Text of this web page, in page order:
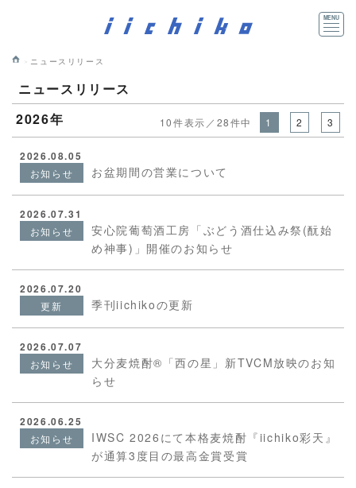
ニュースリリース
ニュースリリース
2026年
10件表示／28件中 1 2 3
2026.08.05
お知らせ お盆期間の営業について
2026.07.31
お知らせ
安心院葡萄酒工房「ぶどう酒仕込み祭(酛始
め神事)」開催のお知らせ
2026.07.20
更新 季刊iichikoの更新
2026.07.07
お知らせ
大分麦焼酎®「西の星」新TVCM放映のお知
らせ
2026.06.25
お知らせ
IWSC 2026にて本格麦焼酎『iichiko彩天』
が通算3度目の最高金賞受賞